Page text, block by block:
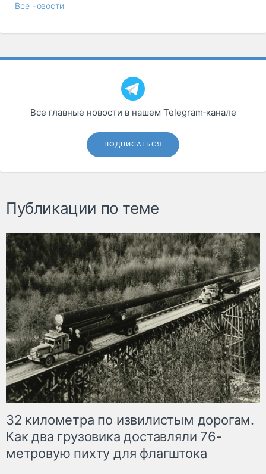
Все новости
Все главные новости в нашем Telegram‑канале
ПОДПИСАТЬСЯ
Публикации по теме
32 километра по извилистым дорогам.
Как два грузовика доставляли 76-
метровую пихту для флагштока